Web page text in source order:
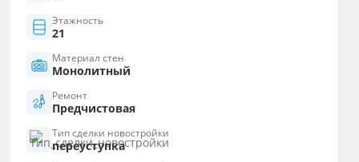
Этажность
21
Материал стен
Монолитный
Ремонт
Предчистовая
Тип сделки новостройки
переуступка